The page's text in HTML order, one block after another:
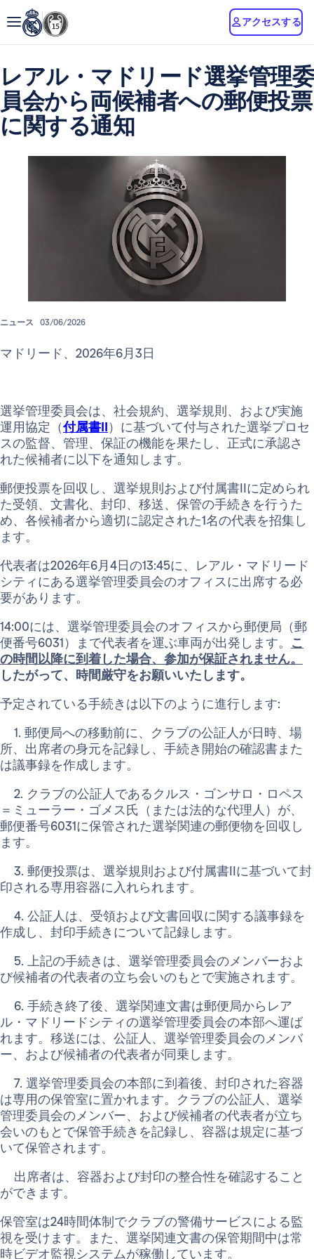
アクセスする
レアル・マドリード選挙管理委
員会から両候補者への郵便投票
に関する通知
ニュース 03/06/2026
マドリード、2026年6月3日
選挙管理委員会は、社会規約、選挙規則、および実施
運用協定（付属書II）に基づいて付与された選挙プロセ
スの監督、管理、保証の機能を果たし、正式に承認さ
れた候補者に以下を通知します。
郵便投票を回収し、選挙規則および付属書IIに定められ
た受領、文書化、封印、移送、保管の手続きを行うた
め、各候補者から適切に認定された1名の代表を招集し
ます。
代表者は2026年6月4日の13:45に、レアル・マドリード
シティにある選挙管理委員会のオフィスに出席する必
要があります。
14:00には、選挙管理委員会のオフィスから郵便局（郵
便番号6031）まで代表者を運ぶ車両が出発します。 こ
の時間以降に到着した場合、参加が保証されません。
したがって、時間厳守をお願いいたします。
予定されている手続きは以下のように進行します:
1. 郵便局への移動前に、クラブの公証人が日時、場
所、出席者の身元を記録し、手続き開始の確認書また
は議事録を作成します。
2. クラブの公証人であるクルス・ゴンサロ・ロペス
＝ミューラー・ゴメス氏（または法的な代理人）が、
郵便番号6031に保管された選挙関連の郵便物を回収し
ます。
3. 郵便投票は、選挙規則および付属書IIに基づいて封
印される専用容器に入れられます。
4. 公証人は、受領および文書回収に関する議事録を
作成し、封印手続きについて記録します。
5. 上記の手続きは、選挙管理委員会のメンバーおよ
び候補者の代表者の立ち会いのもとで実施されます。
6. 手続き終了後、選挙関連文書は郵便局からレア
ル・マドリードシティの選挙管理委員会の本部へ運ば
れます。移送には、公証人、選挙管理委員会のメンバ
ー、および候補者の代表者が同乗します。
7. 選挙管理委員会の本部に到着後、封印された容器
は専用の保管室に置かれます。クラブの公証人、選挙
管理委員会のメンバー、および候補者の代表者が立ち
会いのもとで保管手続きを記録し、容器は規定に基づ
いて保管されます。
出席者は、容器および封印の整合性を確認すること
ができます。
保管室は24時間体制でクラブの警備サービスによる監
視を受けます。また、選挙関連文書の保管期間中は常
時ビデオ監視システムが稼働しています。